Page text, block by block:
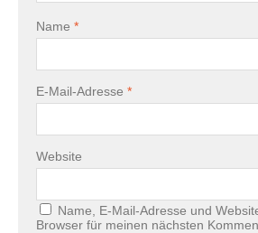
Name *
E-Mail-Adresse *
Website
Name, E-Mail-Adresse und
Browser für meinen nächsten